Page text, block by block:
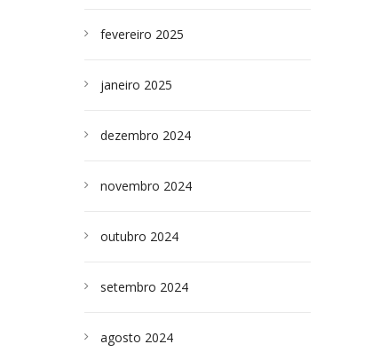
fevereiro 2025
janeiro 2025
dezembro 2024
novembro 2024
outubro 2024
setembro 2024
agosto 2024